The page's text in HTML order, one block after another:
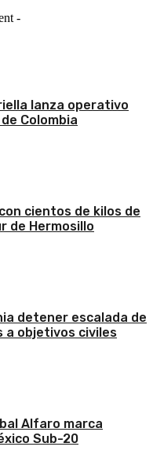
-
lanza operativo
Colombia
cientos de kilos de
de Hermosillo
detener escalada de
a objetivos civiles
Alfaro marca
Sub-20